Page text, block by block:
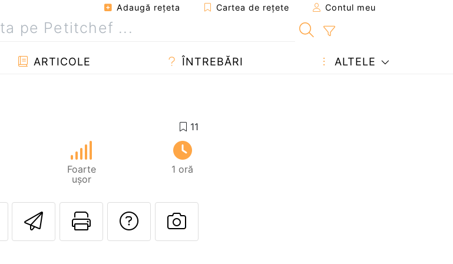
Adaugă reţeta Cartea de rețete Contul meu
ARTICOLE ÎNTREBĂRI ALTELE
Foarte
ușor
1 oră
Trimite unui prieten
Printează pagina
Adresează o întrebare autorului
Postează o poză cu rețeta